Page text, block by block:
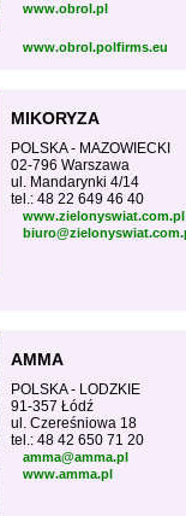
www.obrol.pl
www.obrol.polfirms.eu
MIKORYZA
POLSKA - MAZOWIECKI
02-796 Warszawa
ul. Mandarynki 4/14
tel.: 48 22 649 46 40
www.zielonyswiat.com.pl
AMMA
POLSKA - LODZKIE
91-357 Łódź
ul. Czereśniowa 18
tel.: 48 42 650 71 20
amma@amma.pl
www.amma.pl